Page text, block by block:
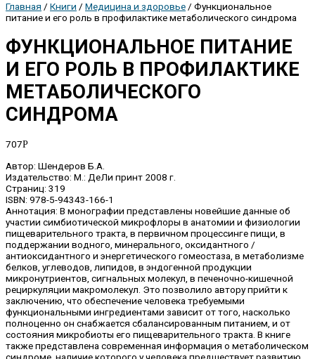
Главная / Книги / Медицина и здоровье / Функциональное
питание и его роль в профилактике метаболического синдрома
ФУНКЦИОНАЛЬНОЕ ПИТАНИЕ
И ЕГО РОЛЬ В ПРОФИЛАКТИКЕ
МЕТАБОЛИЧЕСКОГО
СИНДРОМА
707Р
Автор: Шендеров Б.А.
Издательство: М.: ДеЛи принт 2008 г.
Страниц: 319
ISBN: 978-5-94343-166-1
Аннотация: В монографии представлены новейшие данные об
участии симбиотической микрофлоры в анатомии и физиологии
пищеварительного тракта, в первичном процессинге пищи, в
поддержании водного, минерального, оксидантного /
антиоксидантного и энергетического гомеостаза, в метаболизме
белков, углеводов, липидов, в эндогенной продукции
микронутриентов, сигнальных молекул, в печеночно-кишечной
рециркуляции макромолекул. Это позволило автору прийти к
заключению, что обеспечение человека требуемыми
функциональными ингредиентами зависит от того, насколько
полноценно он снабжается сбалансированным питанием, и от
состояния микробиоты его пищеварительного тракта. В книге
также представлена современная информация о метаболическом